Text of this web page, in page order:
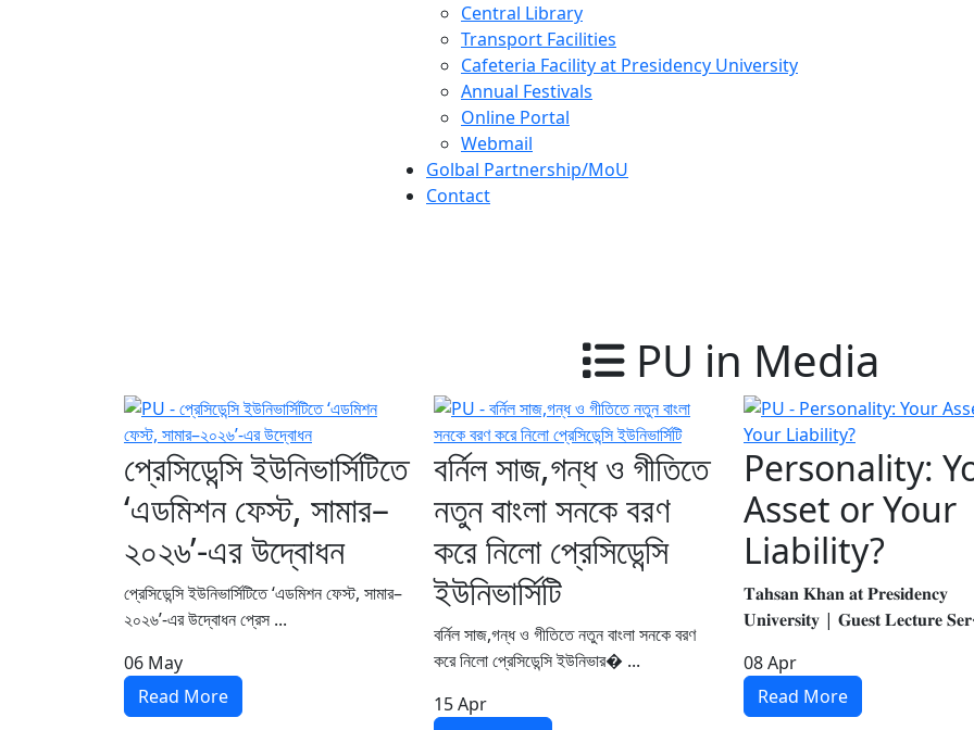
Central Library
Transport Facilities
Cafeteria Facility at Presidency University
Annual Festivals
Online Portal
Webmail
Golbal Partnership/MoU
Contact
PU in Media
প্রেসিডেন্সি ইউনিভার্সিটিতে
‘এডমিশন ফেস্ট, সামার–
২০২৬’-এর উদ্বোধন
প্রেসিডেন্সি ইউনিভার্সিটিতে ‘এডমিশন ফেস্ট, সামার–
২০২৬’-এর উদ্বোধন প্রেস ...
06 May
Read More
বর্নিল সাজ,গন্ধ ও গীতিতে
নতুন বাংলা সনকে বরণ
করে নিলো প্রেসিডেন্সি
ইউনিভার্সিটি
বর্নিল সাজ,গন্ধ ও গীতিতে নতুন বাংলা সনকে বরণ
করে নিলো প্রেসিডেন্সি ইউনিভার� ...
15Apr
Personality:
Asset or Your
Liability?
𝐓𝐚𝐡𝐬𝐚𝐧 𝐊𝐡𝐚𝐧 𝐚𝐭 𝐏𝐫𝐞𝐬𝐢𝐝𝐞𝐧𝐜𝐲
𝐔𝐧𝐢𝐯𝐞𝐫𝐬𝐢𝐭𝐲 | 𝐆𝐮𝐞𝐬𝐭 𝐋𝐞𝐜𝐭𝐮𝐫𝐞
08Apr
Read More